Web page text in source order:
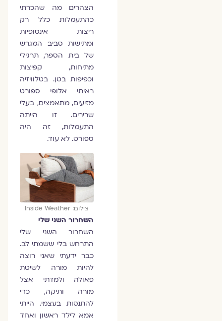
הצהרים מה שהכרתי
כהתעמלות כלל רק
ריצות אינסופיות
ומתישות סביב המגרש
של בית הספר, תרגילי
מתיחות, קפיצות
וכפיפות בטן. בטלוויזיה
ראיתי אלופי ספורט
מזיעים, מתאמצים, בעלי
שרירים. זו הייתה
התעמלות, זה היה
ספורט. לא עוד.
צילום: Inside Weather
השחרור השני שלי
השחרור השני שלי
התרחש בלי ששמתי לב.
כבר ידעתי שאני רוצה
להיות מורה לשיטת
פאולה ולמדתי אצל
מורה ותיקה, כדי
להתנסות בעצמי. הייתי
אמא לילד ראשון ואחד